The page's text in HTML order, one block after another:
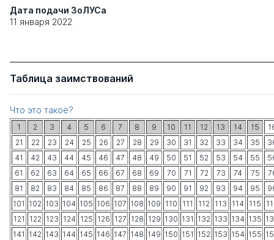
Дата подачи ЗоЛУСа
11 января 2022
Таблица заимствований
Что это такое?
1 2 3 4 5 6 7 8 9 10 11 12 13 14 15
21
22 23 24 25 26 27 28 29 30 31 32 33 34 35
41
42 43 44 45 46 47 48 49 50 51 52 53 54 55
61
62 63 64 65 66 67 68 69 70 71 72 73 74 75
81
82 83 84 85 86 87 88 89 90 91 92 93 94 95
101 102 103 104 105 106 107 108 109 110 111 112 113 114 115
121
122 123 124 125 126 127 128 129 130 131 132 133 134 135
141 142 143 144 145 146 147 148 149 150 151 152 153 154 155